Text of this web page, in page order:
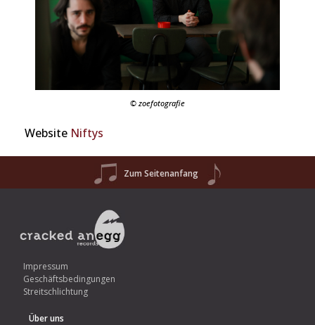
© zoefotografie
Website Niftys
Zum Seitenanfang
Impressum
Geschäftsbedingungen
Streitschlichtung
Über uns